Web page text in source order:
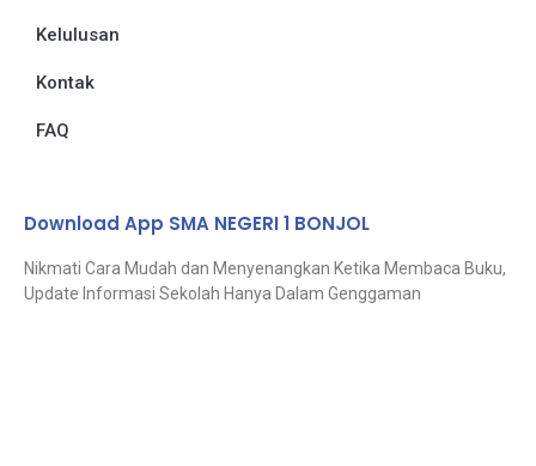
Kelulusan
Kontak
FAQ
Download App SMA NEGERI 1 BONJOL
Nikmati Cara Mudah dan Menyenangkan Ketika Membaca Buku,
Update Informasi Sekolah Hanya Dalam Genggaman